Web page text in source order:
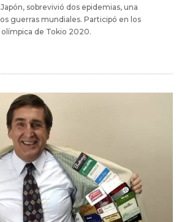
sobrevivió dos epidemias, una
guerras mundiales. Participó en los
de Tokio 2020.